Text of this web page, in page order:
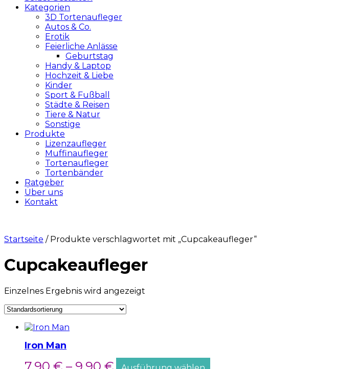
Kategorien
3D Tortenaufleger
Autos & Co.
Erotik
Feierliche Anlässe
Geburtstag
Handy & Laptop
Hochzeit & Liebe
Kinder
Sport & Fußball
Städte & Reisen
Tiere & Natur
Sonstige
Produkte
Lizenzaufleger
Muffinaufleger
Tortenaufleger
Tortenbänder
Ratgeber
Über uns
Kontakt
Startseite / Produkte verschlagwortet mit „Cupcakeaufleger“
Cupcakeaufleger
Einzelnes Ergebnis wird angezeigt
Iron Man